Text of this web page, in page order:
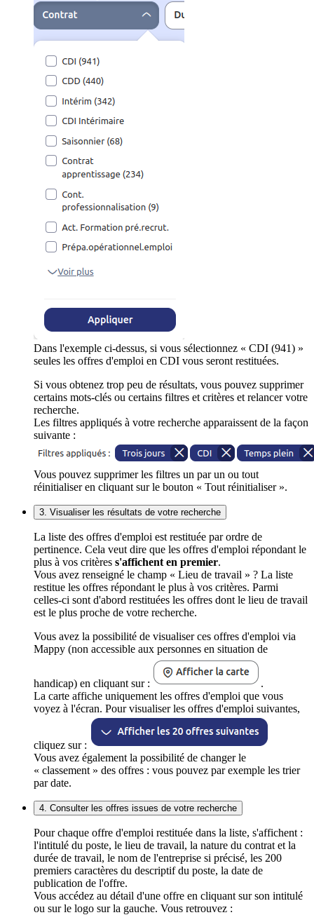
Dans l'exemple ci-dessus, si vous sélectionnez « CDI (941) »
seules les offres d'emploi en CDI vous seront restituées.
Si vous obtenez trop peu de résultats, vous pouvez supprimer
certains mots-clés ou certains filtres et critères et relancer votre
recherche.
Les filtres appliqués à votre recherche apparaissent de la façon
suivante :
Vous pouvez supprimer les filtres un par un ou tout
réinitialiser en cliquant sur le bouton « Tout réinitialiser ».
3. Visualiser les résultats de votre recherche
La liste des offres d'emploi est restituée par ordre de
pertinence. Cela veut dire que les offres d'emploi répondant le
plus à vos critères s'affichent en premier.
Vous avez renseigné le champ « Lieu de travail » ? La liste
restitue les offres répondant le plus à vos critères. Parmi
celles-ci sont d'abord restituées les offres dont le lieu de travail
est le plus proche de votre recherche.
Vous avez la possibilité de visualiser ces offres d'emploi via
Mappy (non accessible aux personnes en situation de
handicap) en cliquant sur :
.
La carte affiche uniquement les offres d'emploi que vous
voyez à l'écran. Pour visualiser les offres d'emploi suivantes,
cliquez sur :
Vous avez également la possibilité de changer le
« classement » des offres : vous pouvez par exemple les trier
par date.
4. Consulter les offres issues de votre recherche
Pour chaque offre d'emploi restituée dans la liste, s'affichent :
l'intitulé du poste, le lieu de travail, la nature du contrat et la
durée de travail, le nom de l'entreprise si précisé, les 200
premiers caractères du descriptif du poste, la date de
publication de l'offre.
Vous accédez au détail d'une offre en cliquant sur son intitulé
ou sur le logo sur la gauche. Vous retrouvez :